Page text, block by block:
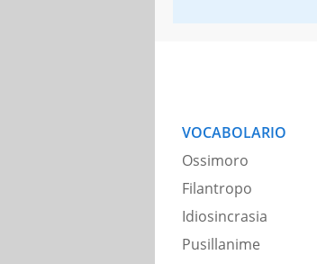
VOCABOLARIO
Ossimoro
Filantropo
Idiosincrasia
Pusillanime